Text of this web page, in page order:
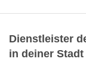
Dienstleister
in deiner Stadt